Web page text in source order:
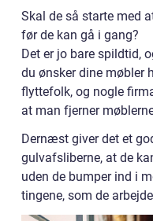
Skal de så starte med
før de kan gå i gang?
Det er jo bare spildtid,
du ønsker dine møbler
flyttefolk, og nogle
at man fjerner
Dernæst giver det et
gulvafsliberne, at de
uden de bumper ind i
tingene, som de